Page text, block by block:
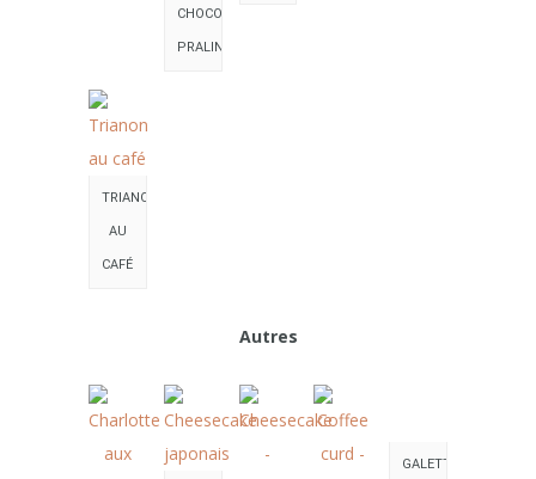
CHOCOLAT
PRALINÉ
TRIANON
AU
CAFÉ
Autres
GALETTE